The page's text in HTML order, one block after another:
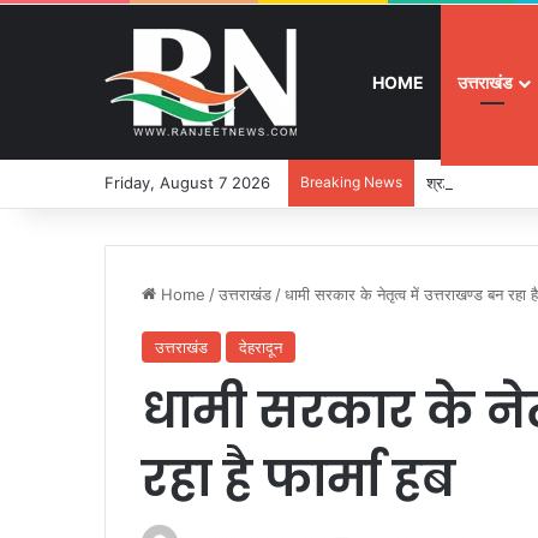
HOME उत्तराखंड
Friday, August 7 2026 Breaking News श्रद्धा, सुरक्षा और
Home /उत्तराखंड /धामी सरकार के नेतृत्व में उत्तराखण्ड बन रहा है
उत्तराखंड देहरादून
धामी सरकार के
रहा है फार्मा हब